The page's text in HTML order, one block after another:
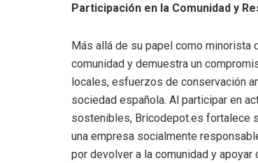
Participación en la Comunidad y
Más allá de su papel como minorista
comunidad y demuestra un
locales, esfuerzos de conservación
sociedad española. Al participar en
sostenibles, Bricodepot.es fortalece
una empresa socialmente
por devolver a la comunidad y